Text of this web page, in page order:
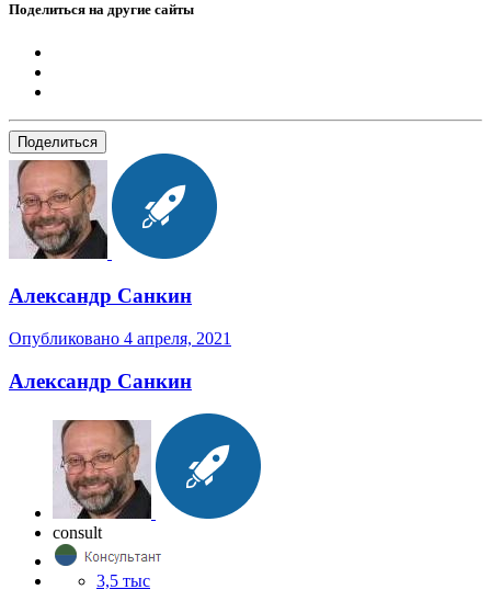
Поделиться на другие сайты
Поделиться
Александр Санкин
Опубликовано 4 апреля, 2021
Александр Санкин
consult
3,5 тыс